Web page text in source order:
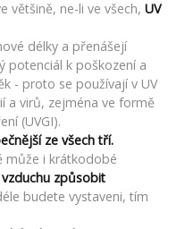
většině, ne-li ve všech,UV
délky a přenášejí
potenciál k poškození a
- proto se používají v UV
a virů, zejména ve formě
(UVGI).
ze všech tří.
může i krátkodobé
vzduchu způsobit
budete vystaveni, tím